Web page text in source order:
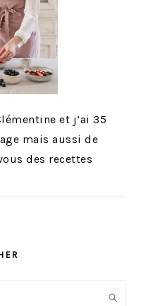
et j’ai 35
mais aussi de
des recettes